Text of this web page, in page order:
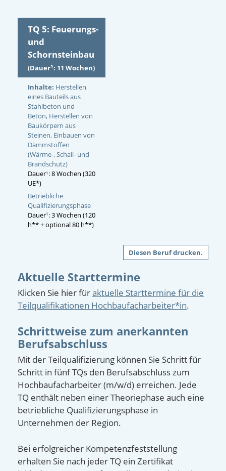
TQ 5: Feuerungs-
und
Schornsteinbau
(Dauer1: 11 Wochen)
Inhalte: Herstellen
eines Bauteils aus
Stahlbeton und
Beton, Herstellen von
Baukörpern aus
Steinen, Einbauen von
Dämmstoffen
(Wärme-, Schall- und
Brandschutz)
Dauer1 : 8 Wochen (320
UE*)
Betriebliche
Qualifizierungsphase
Dauer1 : 3 Wochen (120
h** + optional 80 h**)
Diesen Beruf drucken.
Aktuelle Starttermine
Klicken Sie hier füraktuelle Starttermine für die
Teilqualifikationen Hochbaufacharbeiter*in.
Schrittweise zum anerkannten
Berufsabschluss
Mit der Teilqualifizierung können Sie Schritt für
Schritt in fünf TQs den Berufsabschluss zum
Hochbaufacharbeiter (m/w/d) erreichen. Jede
TQ enthält neben einer Theoriephase auch eine
betriebliche Qualifizierungsphase in
Unternehmen der Region.
Bei erfolgreicher Kompetenzfeststellung
erhalten Sie nach jeder TQ ein Zertifikat